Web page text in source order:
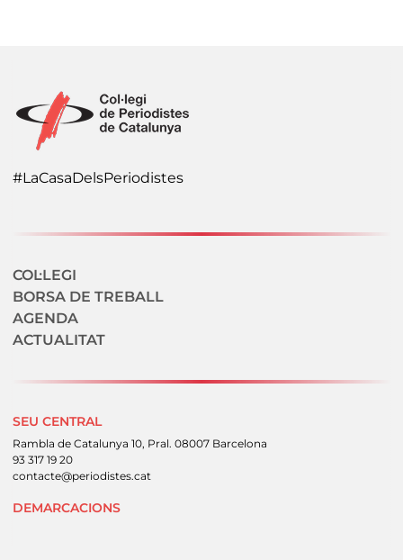
#LaCasaDelsPeriodistes
Navegació secundaria
COL·LEGI
BORSA DE TREBALL
AGENDA
ACTUALITAT
SEU CENTRAL
Rambla de Catalunya 10, Pral. 08007 Barcelona
93 317 19 20
contacte@periodistes.cat
DEMARCACIONS